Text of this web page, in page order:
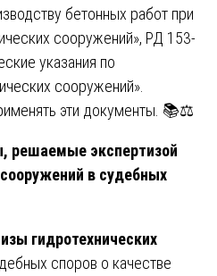
бетонных работ при
сооружений», РД 153-
указания по
сооружений».
эти документы. 📚⚖️
решаемые экспертизой
в судебных
гидротехнических
споров о качестве